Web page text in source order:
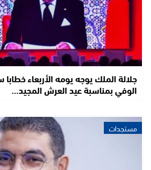
جلالة الملك يوجه يومه الأربعاء
الوفي بمناسبة عيد العرش المجيد…
مستجدات